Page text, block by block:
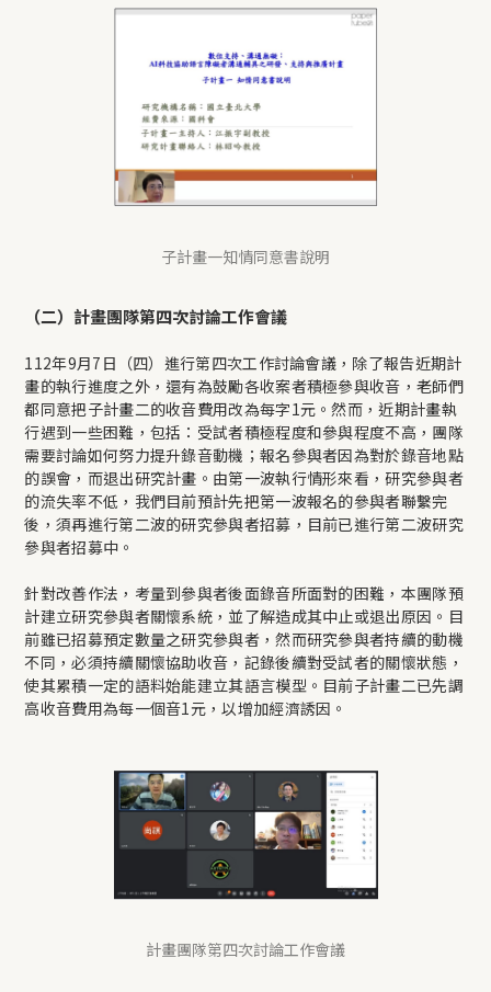
子計畫一知情同意書說明
（二）計畫團隊第四次討論工作會議
112年9月7日（四）進行第四次工作討論會議，除了報告近期計
畫的執行進度之外，還有為鼓勵各收案者積極參與收音，老師們
都同意把子計畫二的收音費用改為每字1元。然而，近期計畫執
行遇到一些困難，包括：受試者積極程度和參與程度不高，團隊
需要討論如何努力提升錄音動機；報名參與者因為對於錄音地點
的誤會，而退出研究計畫。由第一波執行情形來看，研究參與者
的流失率不低，我們目前預計先把第一波報名的參與者聯繫完
後，須再進行第二波的研究參與者招募，目前已進行第二波研究
參與者招募中。
針對改善作法，考量到參與者後面錄音所面對的困難，本團隊預
計建立研究參與者關懷系統，並了解造成其中止或退出原因。目
前雖已招募預定數量之研究參與者，然而研究參與者持續的動機
不同，必須持續關懷協助收音，記錄後續對受試者的關懷狀態，
使其累積一定的語料始能建立其語言模型。目前子計畫二已先調
高收音費用為每一個音1元，以增加經濟誘因。
計畫團隊第四次討論工作會議